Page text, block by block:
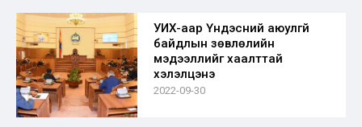
УИХ-аар Үндэсний аюулгүй
байдлын зөвлөлийн
мэдээллийг хаалттай
хэлэлцэнэ
2022-09-30